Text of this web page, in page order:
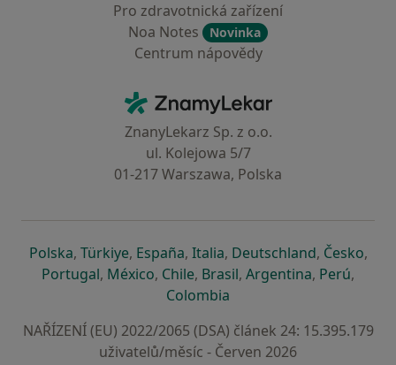
Pro zdravotnická zařízení
Noa Notes
Novinka
Centrum nápovědy
ZnamyLekar - Hlavní stránka
ZnanyLekarz Sp. z o.o.
ul. Kolejowa 5/7
01-217 Warszawa, Polska
Polskase otevře v nové záložce
, Türkiyese otevře v nové záložce
, Españase otevře v nové záložce
, Italiase otevře v nové záložce
, Deutschlandse otevře v
, Českose
,
Portugalse otevře v nové záložce
, Méxicose otevře v nové záložce
, Chilese otevře v nové záložce
, Brasilse otevře v nové
, Argentinase otevře v
, Perúse
,
Colombia
NAŘÍZENÍ (EU) 2022/2065 (DSA) článek 24: 15.395.179
uživatelů/měsíc - Červen 2026